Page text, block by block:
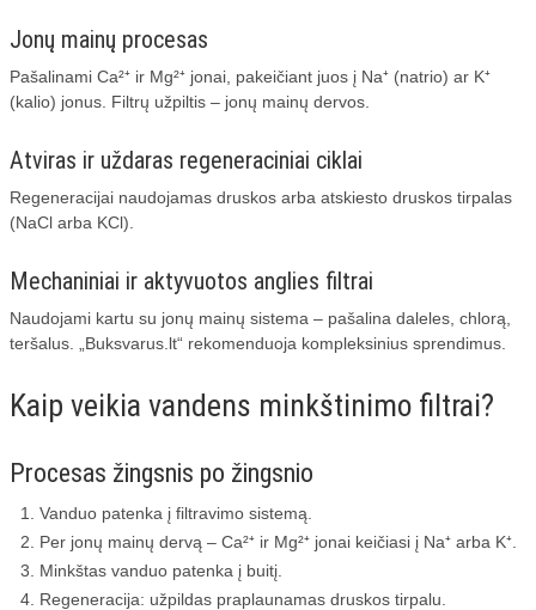
Jonų mainų procesas
Pašalinami Ca²⁺ ir Mg²⁺ jonai, pakeičiant juos į Na⁺ (natrio) ar K⁺
(kalio) jonus. Filtrų užpiltis – jonų mainų dervos.
Atviras ir uždaras regeneraciniai ciklai
Regeneracijai naudojamas druskos arba atskiesto druskos tirpalas
(NaCl arba KCl).
Mechaniniai ir aktyvuotos anglies filtrai
Naudojami kartu su jonų mainų sistema – pašalina daleles, chlorą,
teršalus. „Buksvarus.lt“ rekomenduoja kompleksinius sprendimus.
Kaip veikia vandens minkštinimo filtrai?
Procesas žingsnis po žingsnio
Vanduo patenka į filtravimo sistemą.
Per jonų mainų dervą – Ca²⁺ ir Mg²⁺ jonai keičiasi į Na⁺ arba K⁺.
Minkštas vanduo patenka į buitį.
Regeneracija: užpildas praplaunamas druskos tirpalu.